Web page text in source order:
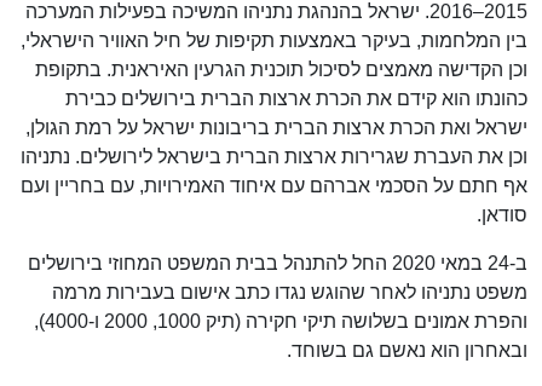
2015–2016. ישראל בהנהגת נתניהו המשיכה בפעילות המערכה
בין המלחמות, בעיקר באמצעות תקיפות של חיל האוויר הישראלי,
וכן הקדישה מאמצים לסיכול תוכנית הגרעין האיראנית. בתקופת
כהונתו הוא קידם את הכרת ארצות הברית בירושלים כבירת
ישראל ואת הכרת ארצות הברית בריבונות ישראל על רמת הגולן,
וכן את העברת שגרירות ארצות הברית בישראל לירושלים. נתניהו
אף חתם על הסכמי אברהם עם איחוד האמירויות, עם בחריין ועם
סודאן.
ב-24 במאי 2020 החל להתנהל בבית המשפט המחוזי בירושלים
משפט נתניהו לאחר שהוגש נגדו כתב אישום בעבירות מרמה
והפרת אמונים בשלושה תיקי חקירה (תיק 1000, 2000 ו-4000),
ובאחרון הוא נאשם גם בשוחד.